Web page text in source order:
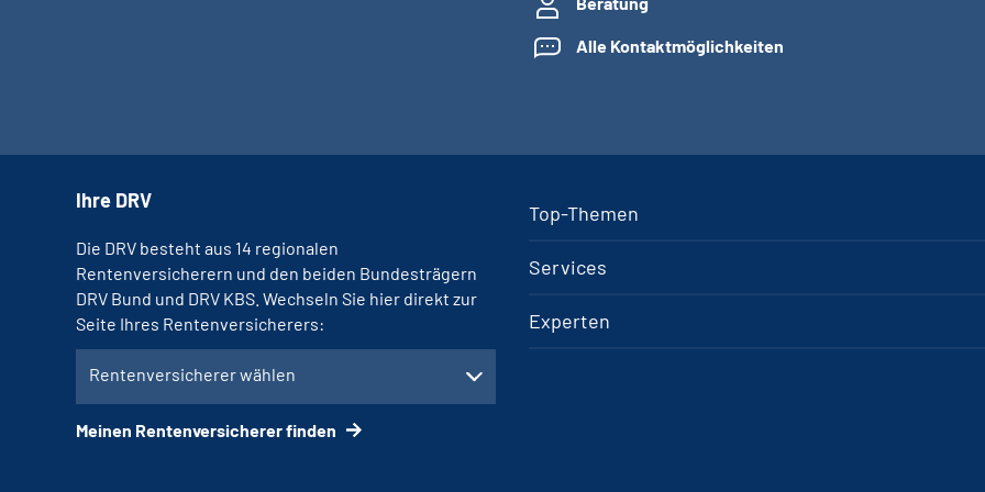
Alle Kontaktmöglichkeiten
Top-Themen
Services
Experten
Ihre DRV
Die DRV besteht aus 14 regionalen
Rentenversicherern und den beiden Bundesträgern
DRV Bund und DRV KBS. Wechseln Sie hier direkt zur
Seite Ihres Rentenversicherers:
Rentenversicherer wählen
Meinen Rentenversicherer finden